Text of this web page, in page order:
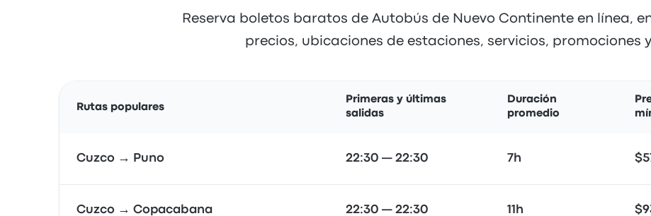
Reserva boletos baratos de Autobús de Nuevo Continente en línea,
precios, ubicaciones de estaciones, servicios, promociones
Rutas populares
Primeras y últimas
salidas
Duración
promedio
Cuzco → Puno 22:30 — 22:30 7h
Cuzco → Copacabana 22:30 — 22:30 11h